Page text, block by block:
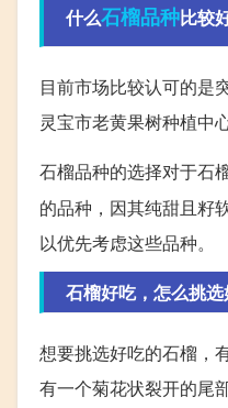
什么石榴品种比较
目前市场比较认可的是
灵宝市老黄果树种植中
石榴品种的选择对于石
的品种，因其纯甜且籽
以优先考虑这些品种。
石榴好吃，怎么挑
想要挑选好吃的石榴，
有一个菊花状裂开的尾